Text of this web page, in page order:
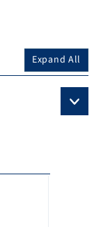
Expand All